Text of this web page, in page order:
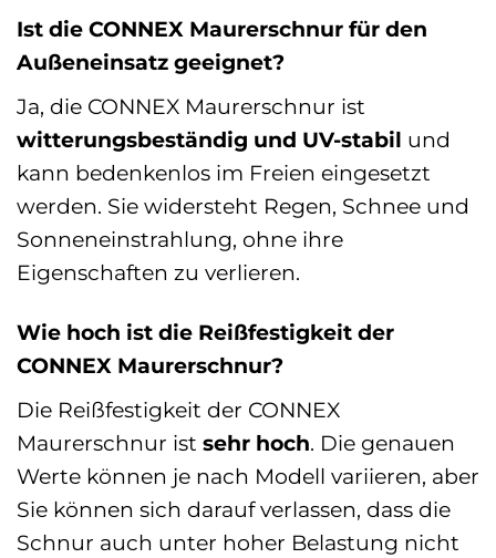
Ist die CONNEX Maurerschnur für den
Außeneinsatz geeignet?
Ja, die CONNEX Maurerschnur ist
witterungsbeständig und UV-stabil und
kann bedenkenlos im Freien eingesetzt
werden. Sie widersteht Regen, Schnee und
Sonneneinstrahlung, ohne ihre
Eigenschaften zu verlieren.
Wie hoch ist die Reißfestigkeit der
CONNEX Maurerschnur?
Die Reißfestigkeit der CONNEX
Maurerschnur ist sehr hoch. Die genauen
Werte können je nach Modell variieren, aber
Sie können sich darauf verlassen, dass die
Schnur auch unter hoher Belastung nicht